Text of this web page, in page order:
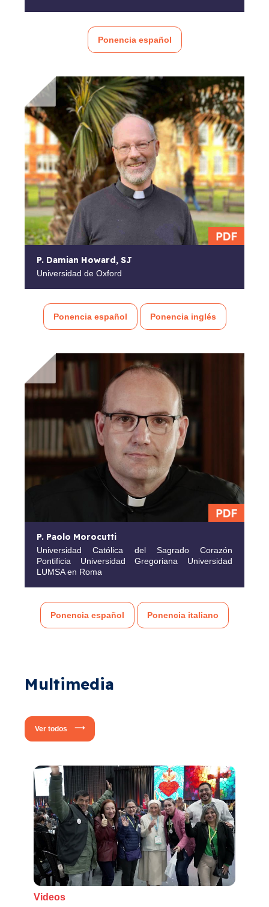
Ponencia español
P. Damian Howard, SJ
Universidad de Oxford
Ponencia español Ponencia inglés
P. Paolo Morocutti
Universidad Católica del Sagrado Corazón
Pontificia Universidad Gregoriana Universidad
LUMSA en Roma
Ponencia español Ponencia italiano
Multimedia
Ver todos
Videos